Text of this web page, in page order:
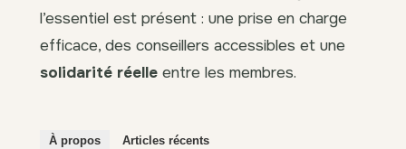
l’essentiel est présent : une prise en charge
efficace, des conseillers accessibles et une
solidarité réelle entre les membres.
À propos Articles récents